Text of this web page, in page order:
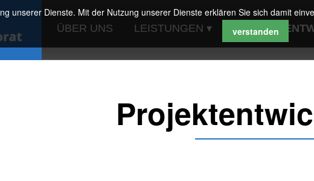
ÜBER UNS LEISTUNGEN ▾
unserer Dienste. Mit der Nutzung unserer Dienste erklären Sie sich damit
verstanden